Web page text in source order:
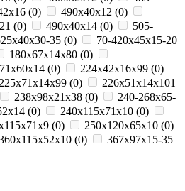
(0) 490x40x12 (0)
(0) 490х40х14 (0)
505-
35 (0)
70-420x45x15-20
180х67х14х80 (0)
(0) 224х42х16х99 (0)
225х71х14х99 (0)
226х51х14х101
238х98х21х38 (0)
240-268x65-
(0) 240x115x71x10 (0)
(0) 250x120x65x10 (0)
(0)
367x97x15-35